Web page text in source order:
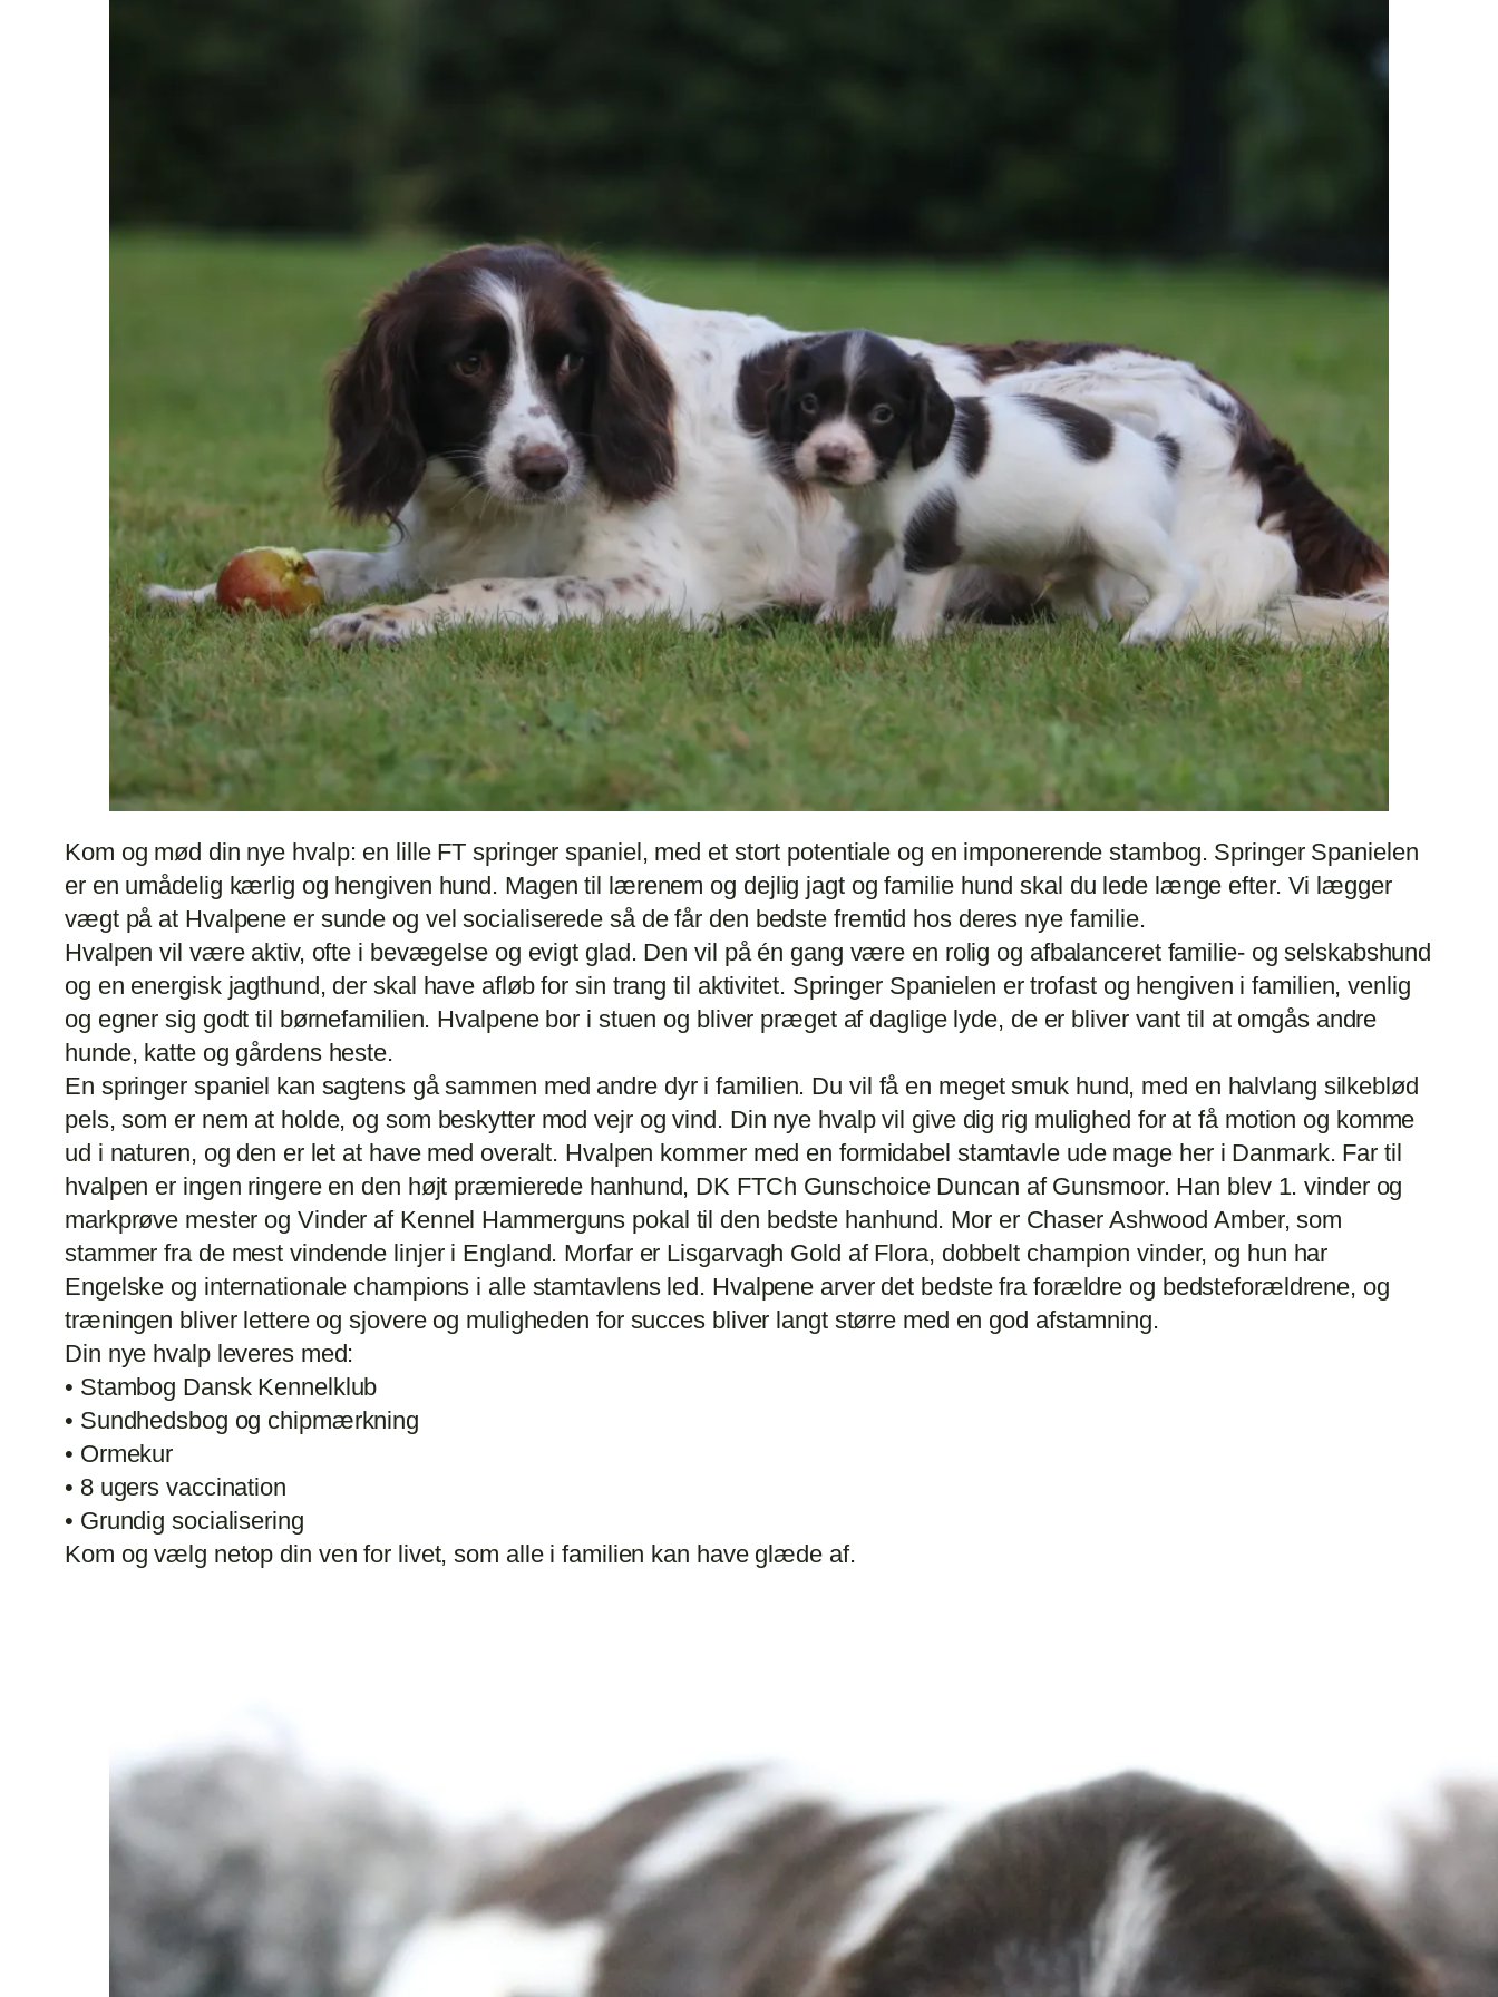
Kom og mød din nye hvalp: en lille FT springer spaniel, med et stort potentiale og en imponerende stambog. Springer Spanielen
er en umådelig kærlig og hengiven hund. Magen til lærenem og dejlig jagt og familie hund skal du lede længe efter. Vi lægger
vægt på at Hvalpene er sunde og vel socialiserede så de får den bedste fremtid hos deres nye familie.
Hvalpen vil være aktiv, ofte i bevægelse og evigt glad. Den vil på én gang være en rolig og afbalanceret familie- og selskabshund
og en energisk jagthund, der skal have afløb for sin trang til aktivitet. Springer Spanielen er trofast og hengiven i familien, venlig
og egner sig godt til børnefamilien. Hvalpene bor i stuen og bliver præget af daglige lyde, de er bliver vant til at omgås andre
hunde, katte og gårdens heste.
En springer spaniel kan sagtens gå sammen med andre dyr i familien. Du vil få en meget smuk hund, med en halvlang silkeblød
pels, som er nem at holde, og som beskytter mod vejr og vind. Din nye hvalp vil give dig rig mulighed for at få motion og komme
ud i naturen, og den er let at have med overalt. Hvalpen kommer med en formidabel stamtavle ude mage her i Danmark. Far til
hvalpen er ingen ringere en den højt præmierede hanhund, DK FTCh Gunschoice Duncan af Gunsmoor. Han blev 1. vinder og
markprøve mester og Vinder af Kennel Hammerguns pokal til den bedste hanhund. Mor er Chaser Ashwood Amber, som
stammer fra de mest vindende linjer i England. Morfar er Lisgarvagh Gold af Flora, dobbelt champion vinder, og hun har
Engelske og internationale champions i alle stamtavlens led. Hvalpene arver det bedste fra forældre og bedsteforældrene, og
træningen bliver lettere og sjovere og muligheden for succes bliver langt større med en god afstamning.
Din nye hvalp leveres med:
• Stambog Dansk Kennelklub
• Sundhedsbog og chipmærkning
• Ormekur
• 8 ugers vaccination
• Grundig socialisering
Kom og vælg netop din ven for livet, som alle i familien kan have glæde af.